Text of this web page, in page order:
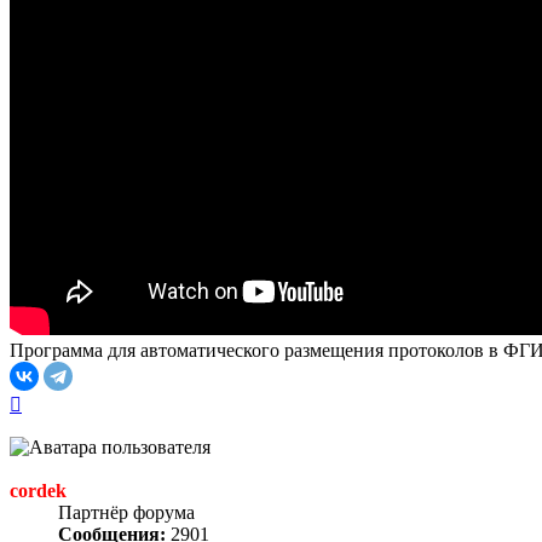
Программа для автоматического размещения протоколов в
началу
cordek
Партнёр форума
Сообщения: 2901